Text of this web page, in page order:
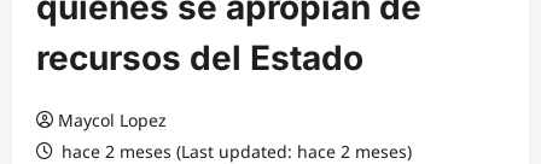
recursos del Estado
Maycol Lopez
hace 2 meses (Last updated: hace 2 meses)